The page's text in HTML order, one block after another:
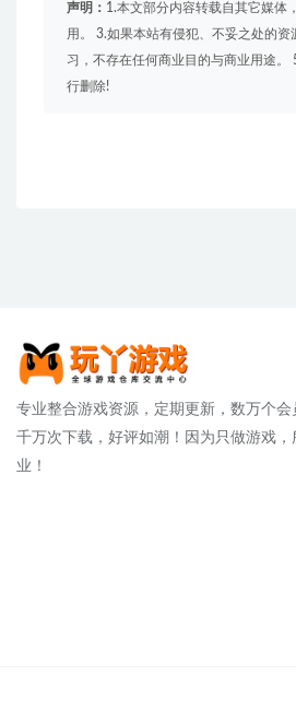
声明： 1.本文部分内容转载自其它媒体
用。 3.如果本站有侵犯、不妥之处的
习，不存在任何商业目的与商业用途
行删除!
专业整合游戏资源，定期更新，数万个会
千万次下载，好评如潮！因为只做游戏，
业！